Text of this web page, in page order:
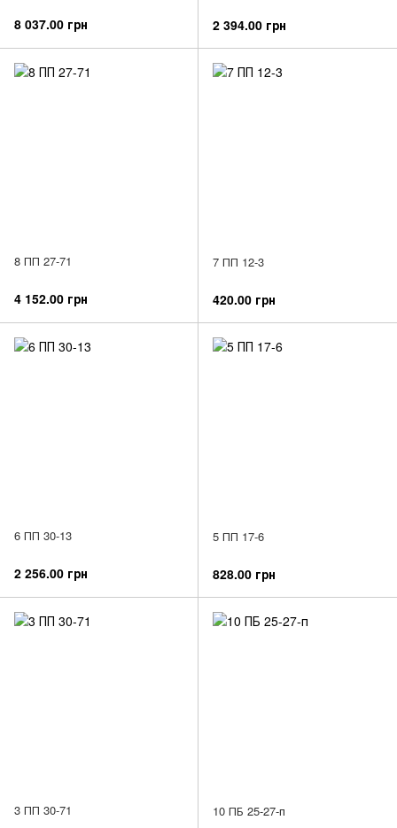
8 037.00 грн 2 394.00 грн
8 ПП 27-71
4 152.00 грн
7 ПП 12-3
420.00 грн
6 ПП 30-13
2 256.00 грн
5 ПП 17-6
828.00 грн
3 ПП 30-71 10 ПБ 25-27-п